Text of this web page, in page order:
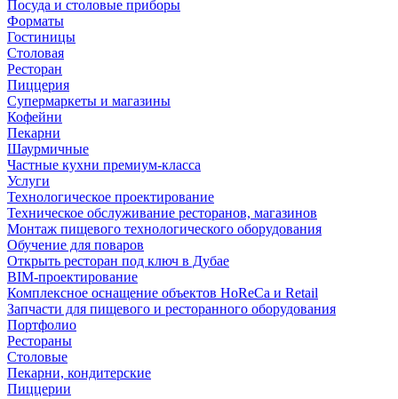
Посуда и столовые приборы
Форматы
Гостиницы
Столовая
Ресторан
Пиццерия
Супермаркеты и магазины
Кофейни
Пекарни
Шаурмичные
Частные кухни премиум-класса
Услуги
Технологическое проектирование
Техническое обслуживание ресторанов, магазинов
Монтаж пищевого технологического оборудования
Обучение для поваров
Открыть ресторан под ключ в Дубае
BIM-проектирование
Комплексное оснащение объектов HoReCa и Retail
Запчасти для пищевого и ресторанного оборудования
Портфолио
Рестораны
Столовые
Пекарни, кондитерские
Пиццерии